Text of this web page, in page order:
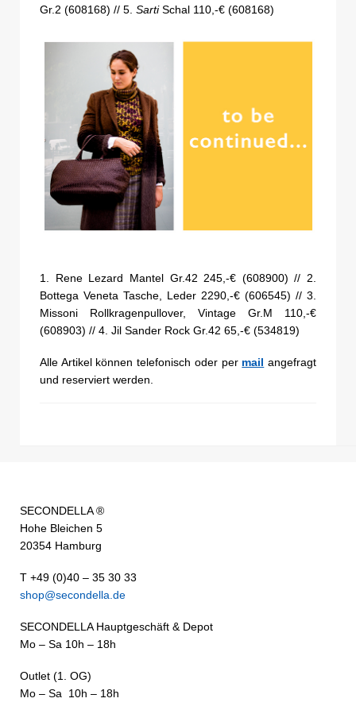
Gr.2 (608168) // 5. SartiSchal 110,-€ (608168)
1. Rene Lezard Mantel Gr.42 245,-€ (608900) // 2.
Bottega Veneta Tasche, Leder 2290,-€ (606545) // 3.
Missoni Rollkragenpullover, Vintage Gr.M 110,-€
(608903) // 4. Jil Sander Rock Gr.42 65,-€ (534819)
Alle Artikel können telefonisch oder per mail angefragt
und reserviert werden.
SECONDELLA ®
Hohe Bleichen 5
20354 Hamburg
T +49 (0)40 – 35 30 33
shop@secondella.de
SECONDELLA Hauptgeschäft & Depot
Mo – Sa 10h – 18h
Outlet (1. OG)
Mo – Sa 10h – 18h